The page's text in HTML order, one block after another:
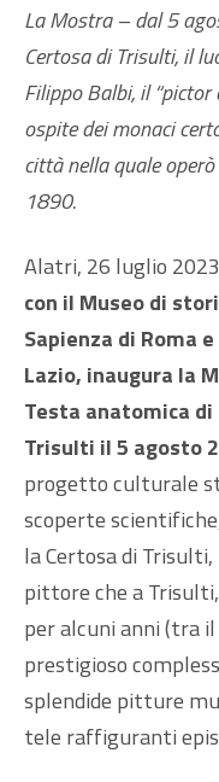
La Mostra – dal 5
Certosa di Trisulti, il
Filippo Balbi, il
ospite dei monaci
città nella quale
1890.
Alatri, 26 luglio 2023
con il Museo di
Sapienza di Roma
Lazio, inaugura la
Testa anatomica di
Trisulti il 5 agosto
progetto culturale
scoperte
la Certosa di
pittore che a
per alcuni anni (tra
prestigioso
splendide pitture
tele raffiguranti